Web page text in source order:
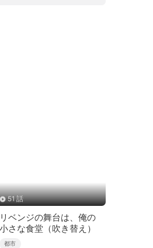
51 話
リベンジの舞台は、俺の
小さな食堂（吹き替え）
都市